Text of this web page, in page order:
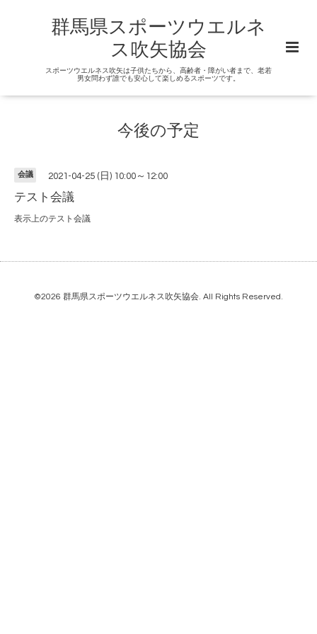
群馬県スポーツウエルネ
ス吹矢協会
スポーツウエルネス吹矢は子供たちから、高齢者・障がい者まで、老若
男女問わず誰でも安心して楽しめるスポーツです。
今後の予定
会議 2021-04-25 (日) 10:00～12:00
テスト会議
表示上のテスト会議
©2026 群馬県スポーツウエルネス吹矢協会. All Rights Reserved.